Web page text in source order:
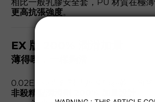
相比一般乳膠安全套，PU 材質在極
更高抗張強度。
EX 版 200% 潤滑加量
薄得嚟，一樣夠滑
0.02EX 特別針對「超薄但易乾」的
非殺精型潤滑劑 200% 加量設計